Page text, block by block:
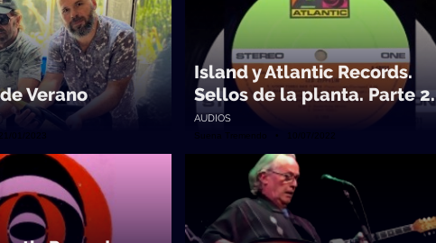
Verano
01/2023
Island y Atlantic Records.
Sellos de la planta. Parte 2.
AUDIOS
Suena Tremendo • 10/07/2022